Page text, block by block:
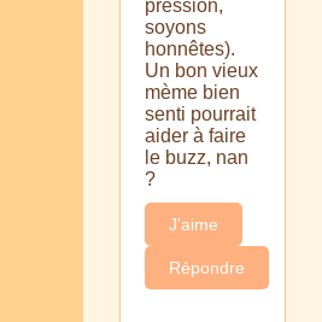
pression,
soyons
honnêtes).
Un bon vieux
mème bien
senti pourrait
aider à faire
le buzz, nan
?
J'aime
Répondre